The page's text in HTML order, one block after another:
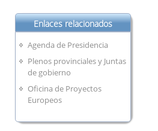
Enlaces relacionados
Agenda de Presidencia
Plenos provinciales y Juntas
de gobierno
Oficina de Proyectos
Europeos